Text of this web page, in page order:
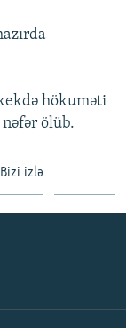
hökuməti
ölüb.
Bizi izlə